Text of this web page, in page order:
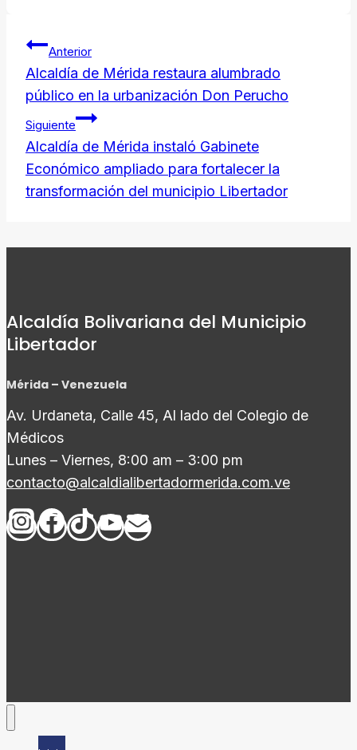
Navegación
de
entradas
Anterior
Alcaldía de Mérida restaura alumbrado
público en la urbanización Don Perucho
Siguiente
Alcaldía de Mérida instaló Gabinete
Económico ampliado para fortalecer la
transformación del municipio Libertador
Alcaldía Bolivariana del Municipio
Libertador
Mérida – Venezuela
Av. Urdaneta, Calle 45, Al lado del Colegio de
Médicos
Lunes – Viernes, 8:00 am – 3:00 pm
contacto@alcaldialibertadormerida.com.ve